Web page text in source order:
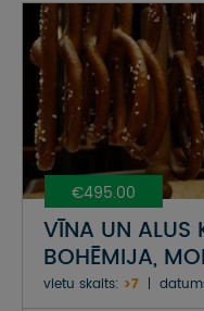
€495.00
VĪNA UN ALUS
BOHĒMIJA,
vietu skaits: >7